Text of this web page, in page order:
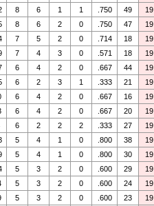
8 6 1 1 .750 49 19
8 6 2 0 .750 47 19
7 5 2 0 .714 18 19
7 4 3 0 .571 18 19
6 4 2 0 .667 44 19
6 2 3 1 .333 21 19
6 4 2 0 .667 16 19
6 4 2 0 .667 20 19
6 2 2 2 .333 27 19
5 4 1 0 .800 38 19
5 4 1 0 .800 30 19
5 3 2 0 .600 29 19
5 3 2 0 .600 24 19
5 3 2 0 .600 23 19